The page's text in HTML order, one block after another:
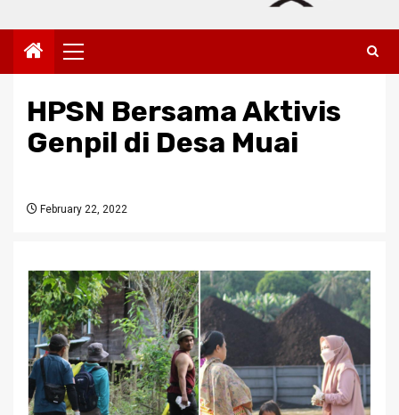
Primary
Menu
HPSN Bersama Aktivis
Genpil di Desa Muai
February 22, 2022